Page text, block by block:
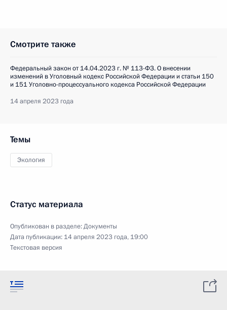
Смотрите также
Федеральный закон от 14.04.2023 г. № 113-ФЗ. О внесении
изменений в Уголовный кодекс Российской Федерации и статьи 150
и 151 Уголовно-процессуального кодекса Российской Федерации
14 апреля 2023 года
Темы
Экология
Статус материала
Опубликован в разделе:Документы
Дата публикации: 14 апреля 2023 года, 19:00
Текстовая версия